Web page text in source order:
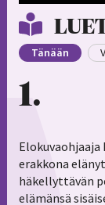
Tänään
1
Elokuvaohjaaja
erakkona
häkellyttävän
elämänsä